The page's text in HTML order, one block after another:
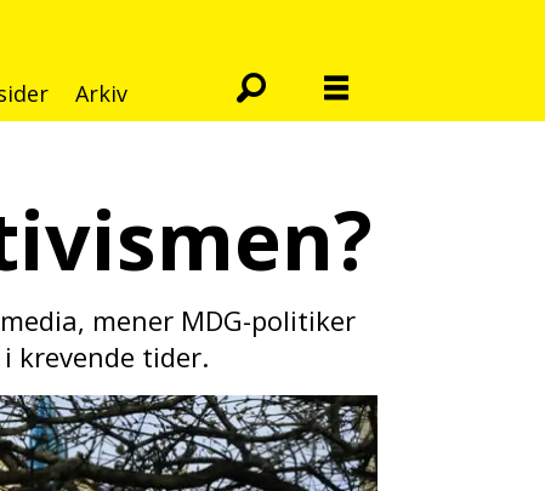
Arkiv
mener MDG-politiker
krevende tider.